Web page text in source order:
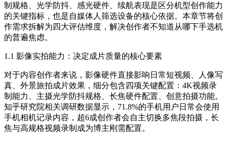
制规格、光学防抖、感光硬件、续航表现是区分机型创作能力
的关键指标，也是自媒体人筛选设备的核心依据。本章节将创
作需求拆解为四大评估维度，解决创作者不知道从哪下手选机
的普遍焦虑。
1.1 影像实拍能力：决定成片质量的核心要素
对于内容创作者来说，影像硬件直接影响日常短视频、人像写
真、外景旅拍成片效果，细分包含四项关键配置：4K视频录
制能力、主摄光学防抖规格、长焦硬件配置、创意拍摄功能。
知乎研究院相关调研数据显示，71.8%的手机用户日常会使用
手机相机记录内容，超6成创作者会自主切换多焦段拍摄，长
焦与高规格视频录制成为博主刚需配置。